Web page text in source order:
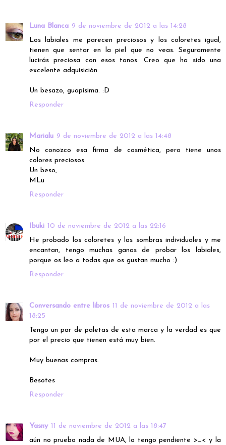
Luna Blanca 9 de noviembre de 2012 a las 14:28
Los labiales me parecen preciosos y los coloretes igual,
tienen que sentar en la piel que no veas. Seguramente
lucirás preciosa con esos tonos. Creo que ha sido una
excelente adquisición.
Un besazo, guapísima. :D
Responder
Marialu 9 de noviembre de 2012 a las 14:48
No conozco esa firma de cosmética, pero tiene unos
colores preciosos.
Un beso,
MLu
Responder
Ibuki 10 de noviembre de 2012 a las 22:16
He probado los coloretes y las sombras individuales y me
encantan, tengo muchas ganas de probar los labiales,
porque os leo a todas que os gustan mucho :)
Responder
Conversando entre libros 11 de noviembre de 2012 a las
18:25
Tengo un par de paletas de esta marca y la verdad es que
por el precio que tienen está muy bien.
Muy buenas compras.
Besotes
Responder
Yasny 11 de noviembre de 2012 a las 18:47
aún no pruebo nada de MUA, lo tengo pendiente >_< y la